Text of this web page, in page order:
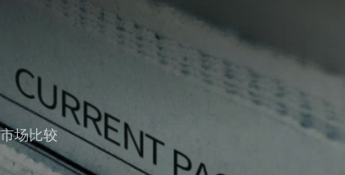
场比较